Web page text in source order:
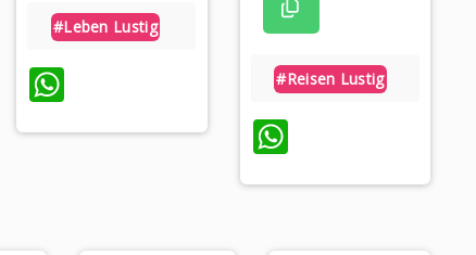
#leben Lustig
#reisen Lustig